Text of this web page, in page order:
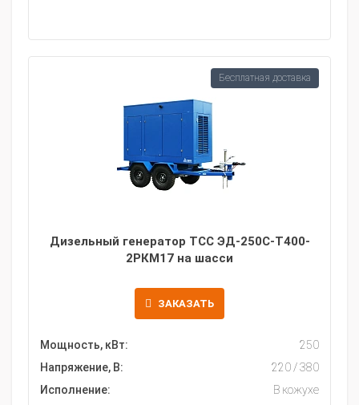
Дизельный генератор ТСС ЭД-250С-Т400-
2РКМ17 на шасси
ЗАКАЗАТЬ
Мощность, кВт:
250
Напряжение, В:
220 / 380
Исполнение:
В кожухе
Бесплатная доставка